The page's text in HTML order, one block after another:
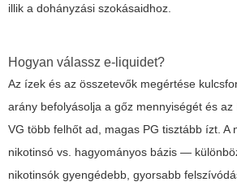
illik a dohányzási szokásaidhoz.
Hogyan válassz e-liquidet?
Az ízek és az összetevők megértése
arány befolyásolja a gőz mennyiségét és
VG több felhőt ad, magas PG tisztább ízt.
nikotinsó vs. hagyományos bázis —
nikotinsók gyengédebb, gyorsabb